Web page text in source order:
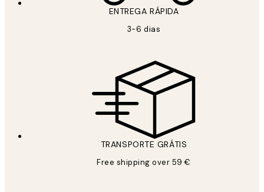
ENTREGA RÁPIDA
3-6 dias
TRANSPORTE GRÁTIS
Free shipping over 59 €